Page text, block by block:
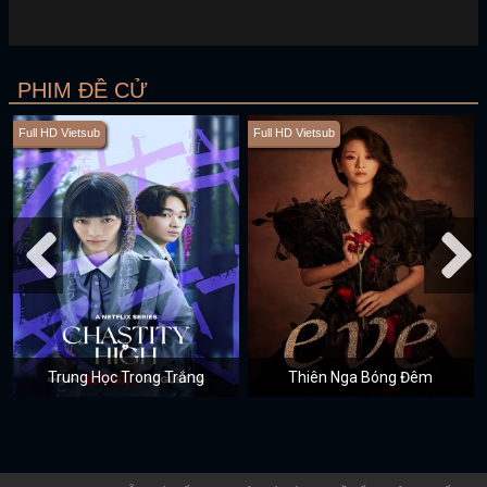
PHIM ĐỀ CỬ
Full HD Vietsub
Trung Học Trong Trắng
Full HD Vietsub
Thiên Nga Bóng Đêm